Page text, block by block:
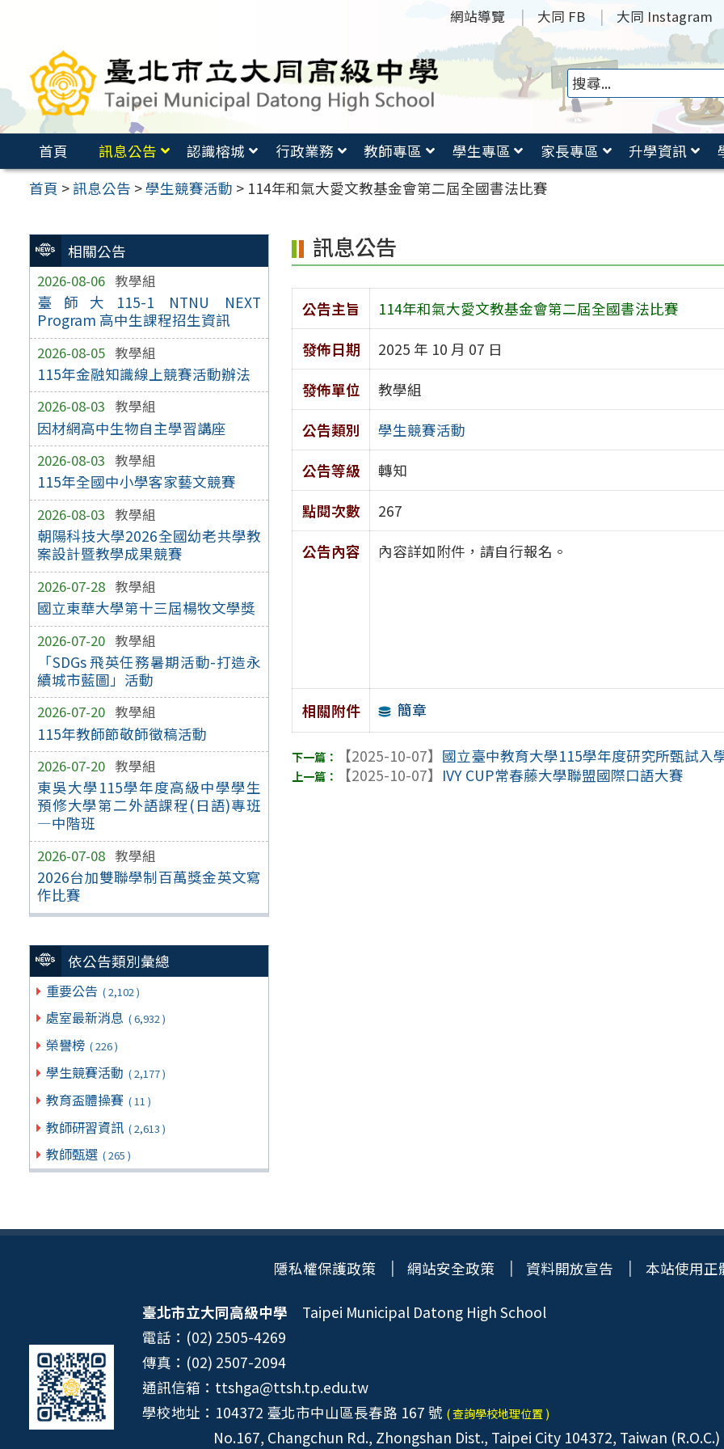
要
容
網站導覽 大同 FB 大同 Instagram
首頁 訊息公告 認識榕城 行政業務 教師專區 學生專區 家長專區 升學資訊
首頁 >訊息公告 >學生競賽活動 > 114年和氣大愛文教基金會第二屆全國書法比賽
相關公告
2026-08-06 教學組
臺師大115-1 NTNU NEXT
Program 高中生課程招生資訊
2026-08-05 教學組
115年金融知識線上競賽活動辦法
2026-08-03 教學組
因材網高中生物自主學習講座
2026-08-03 教學組
115年全國中小學客家藝文競賽
2026-08-03 教學組
朝陽科技大學2026全國幼老共學教
案設計暨教學成果競賽
2026-07-28 教學組
國立東華大學第十三屆楊牧文學獎
2026-07-20 教學組
「SDGs 飛英任務暑期活動-打造永
續城市藍圖」活動
2026-07-20 教學組
115年教師節敬師徵稿活動
2026-07-20 教學組
東吳大學115學年度高級中學學生
預修大學第二外語課程(日語)專班
—中階班
2026-07-08 教學組
2026台加雙聯學制百萬獎金英文寫
作比賽
依公告類別彙總
重要公告 ( 2,102 )
處室最新消息 ( 6,932 )
榮譽榜 ( 226 )
學生競賽活動 ( 2,177 )
教育盃體操賽 ( 11 )
教師研習資訊 ( 2,613 )
教師甄選 ( 265 )
訊息公告
公告主旨
114年和氣大愛文教基金會第二屆全國書法比賽
發佈日期
2025 年 10 月 07 日
發佈單位
教學組
公告類別
學生競賽活動
公告等級
轉知
點閱次數
267
公告內容
內容詳如附件，請自行報名。
相關附件 簡章
【2025-10-07】 國立臺中教育大學115學年度研究所甄試入
【2025-10-07】 IVY CUP常春藤大學聯盟國際口語大賽
隱私權保護政策 網站安全政策 資料開放宣告 本站使用正
臺北市立大同高級中學 Taipei Municipal Datong High School
電話：(02) 2505-4269
傳真：(02) 2507-2094
通訊信箱：ttshga@ttsh.tp.edu.tw
學校地址：104372 臺北市中山區長春路 167 號 ( 查詢學校地理位置 )
No.167, Changchun Rd., Zhongshan Dist., Taipei City 104372, Taiwan (R.O.C.)